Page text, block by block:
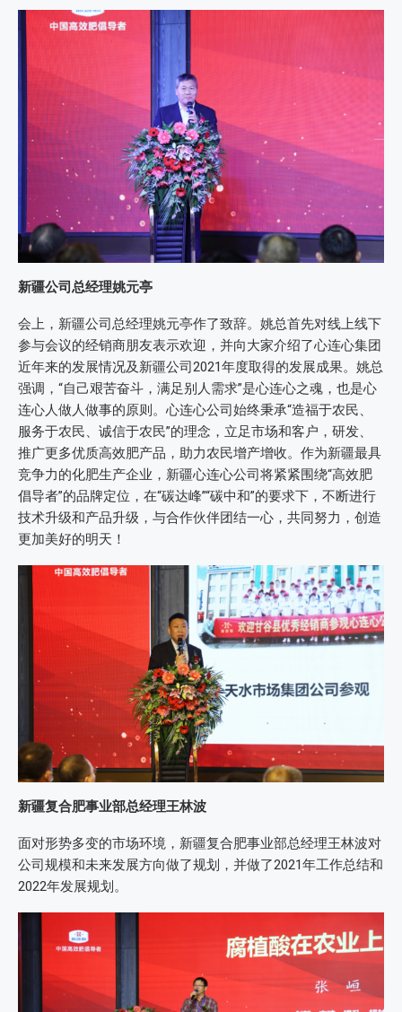
新疆公司总经理姚元亭
会上，新疆公司总经理姚元亭作了致辞。姚总首先对线上线下
参与会议的经销商朋友表示欢迎，并向大家介绍了心连心集团
近年来的发展情况及新疆公司2021年度取得的发展成果。姚总
强调，“自己艰苦奋斗，满足别人需求”是心连心之魂，也是心
连心人做人做事的原则。心连心公司始终秉承“造福于农民、
服务于农民、诚信于农民”的理念，立足市场和客户，研发、
推广更多优质高效肥产品，助力农民增产增收。作为新疆最具
竞争力的化肥生产企业，新疆心连心公司将紧紧围绕“高效肥
倡导者”的品牌定位，在“碳达峰”“碳中和”的要求下，不断进行
技术升级和产品升级，与合作伙伴团结一心，共同努力，创造
更加美好的明天！
新疆复合肥事业部总经理王林波
面对形势多变的市场环境，新疆复合肥事业部总经理王林波对
公司规模和未来发展方向做了规划，并做了2021年工作总结和
2022年发展规划。